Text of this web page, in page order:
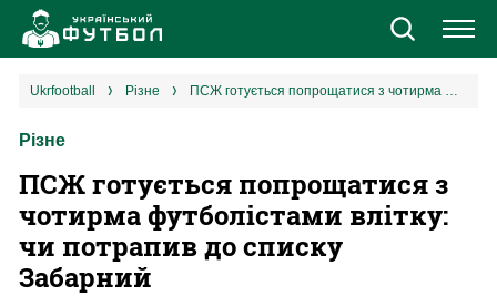
Новини
Єврокубки
УПЛ
ukrfootball різне ПСЖ готується попрощатися з чотирма футболістами влітку: чи потрапив до списку Забарний
Різне
ПСЖ готується попрощатися з
чотирма футболістами влітку:
чи потрапив до списку
Забарний